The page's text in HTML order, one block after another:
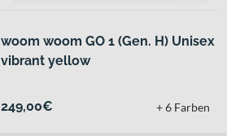
woom woom GO 1 (Gen. H) Unisex
vibrant yellow
249,00€ + 6 Farben